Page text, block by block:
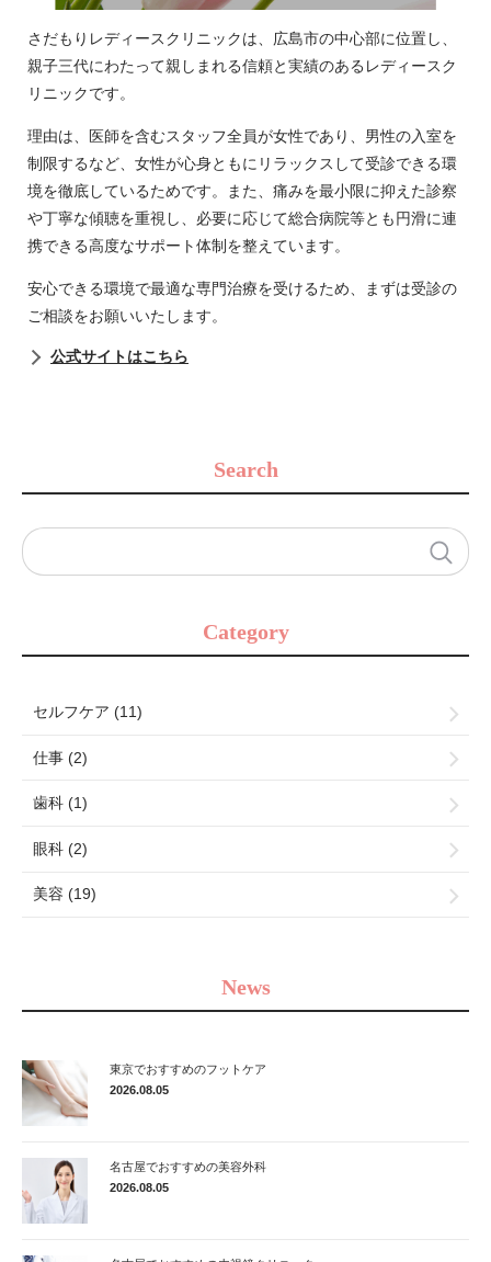
さだもりレディースクリニックは、広島市の中心部に位置し、
親子三代にわたって親しまれる信頼と実績のあるレディースク
リニックです。
理由は、医師を含むスタッフ全員が女性であり、男性の入室を
制限するなど、女性が心身ともにリラックスして受診できる環
境を徹底しているためです。また、痛みを最小限に抑えた診察
や丁寧な傾聴を重視し、必要に応じて総合病院等とも円滑に連
携できる高度なサポート体制を整えています。
安心できる環境で最適な専門治療を受けるため、まずは受診の
ご相談をお願いいたします。
公式サイトはこちら
Search
Category
セルフケア (11)
仕事 (2)
歯科 (1)
眼科 (2)
美容 (19)
News
東京でおすすめのフットケア
2026.08.05
名古屋でおすすめの美容外科
2026.08.05